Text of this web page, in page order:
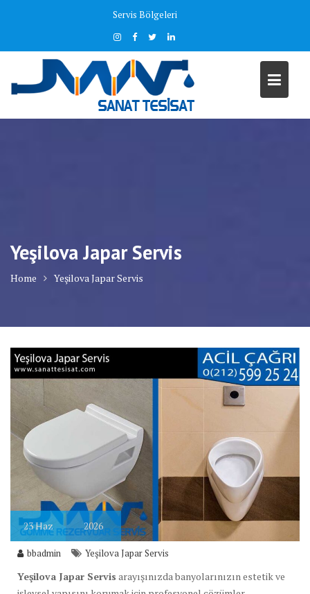
Servis Bölgeleri
Yeşilova Japar Servis
Home Yeşilova Japar Servis
23Haz 2026
bbadmin Yeşilova Japar Servis
Yeşilova Japar Servis arayışınızda banyolarınızın estetik ve